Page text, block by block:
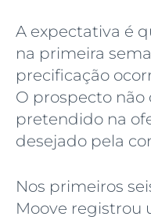
A expectativa é
na primeira
precificação
O prospecto não
pretendido na
desejado pela
Nos primeiros
Moove registrou